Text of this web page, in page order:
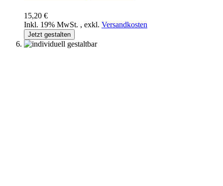
15,20 €
Inkl. 19% MwSt. , exkl. Versandkosten
Jetzt gestalten